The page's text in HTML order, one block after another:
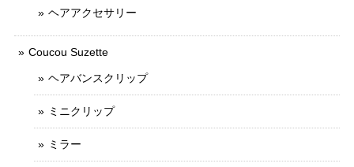
ヘアアクセサリー
Coucou Suzette
ヘアバンスクリップ
ミニクリップ
ミラー